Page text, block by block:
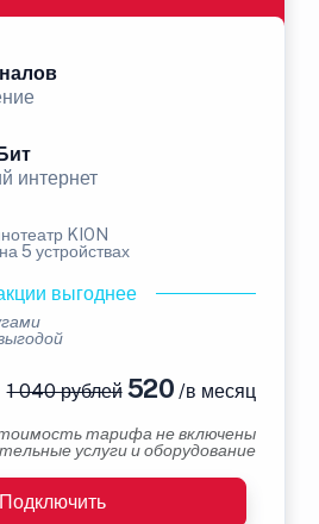
интернет
KION
5 устройствах
выгоднее
1 040 рублей520 /в месяц
тарифа не включены
услуги и оборудование
Подключить